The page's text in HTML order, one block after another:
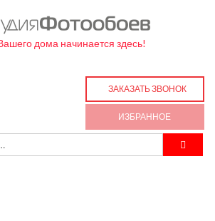
дома начинается здесь!
ЗАКАЗАТЬ ЗВОНОК
ИЗБРАННОЕ